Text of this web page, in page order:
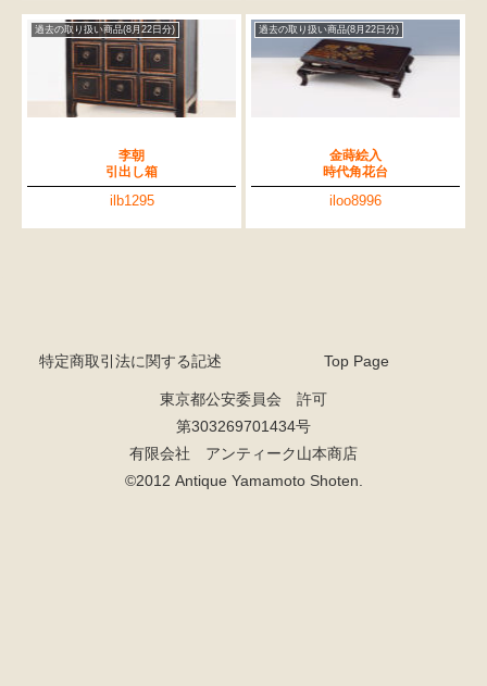
過去の取り扱い商品(8月22日分)
李朝
引出し箱
ilb1295
過去の取り扱い商品(8月22日分)
金蒔絵入
時代角花台
iloo8996
特定商取引法に関する記述 Top Page
東京都公安委員会 許可
第303269701434号
有限会社 アンティーク山本商店
©2012 Antique Yamamoto Shoten.